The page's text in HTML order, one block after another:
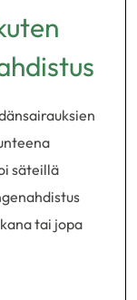
säteillä
tai jopa